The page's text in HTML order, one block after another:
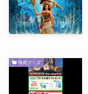
映画グッズ